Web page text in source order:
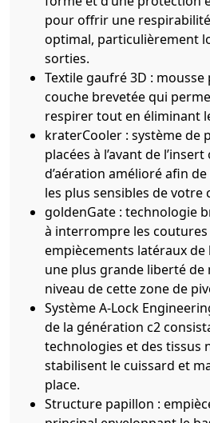
pour offrir une
optimal, particulièrement
sorties.
Textile gaufré 3D :
couche brevetée qui
respirer tout en éliminant
kraterCooler : système de
placées à l’avant de
d’aération amélioré afin
les plus sensibles de votre
goldenGate : technologie
à interrompre les
empiècements latéraux de
une plus grande liberté de
niveau de cette zone de
Système A-Lock
de la génération c2
technologies et des tissus
stabilisent le cuissard et
place.
Structure papillon :